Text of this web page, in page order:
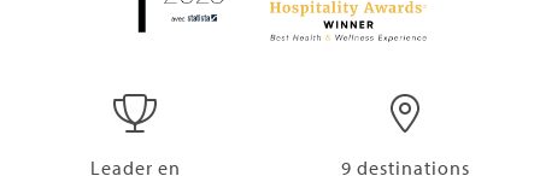
Leader en
9 destinations